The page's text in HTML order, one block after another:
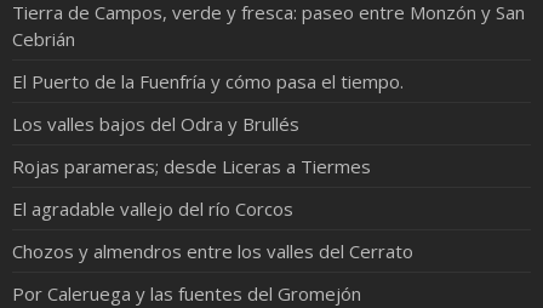
Tierra de Campos, verde y fresca: paseo entre Monzón y San
Cebrián
El Puerto de la Fuenfría y cómo pasa el tiempo.
Los valles bajos del Odra y Brullés
Rojas parameras; desde Liceras a Tiermes
El agradable vallejo del río Corcos
Chozos y almendros entre los valles del Cerrato
Por Caleruega y las fuentes del Gromejón